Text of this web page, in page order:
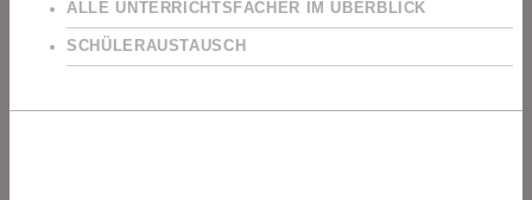
ALLE UNTERRICHTSFÄCHER IM ÜBERBLICK
SCHÜLERAUSTAUSCH